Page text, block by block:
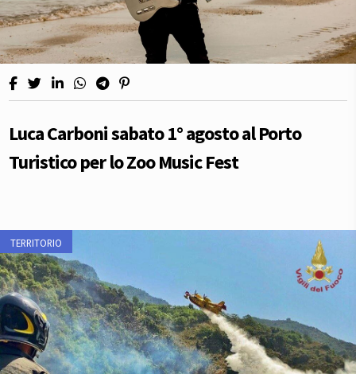
Luca Carboni sabato 1° agosto al Porto
Turistico per lo Zoo Music Fest
TERRITORIO